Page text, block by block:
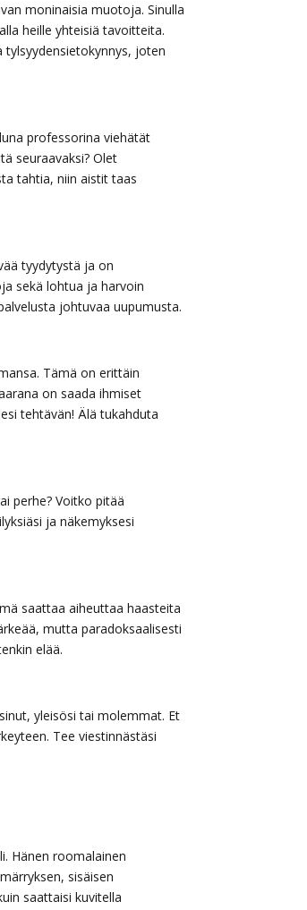
moninaisia muotoja. Sinulla
heille yhteisiä tavoitteita.
joten
professorina viehätät
seuraavaksi? Olet
tahtia, niin aistit taas
tyydytystä ja on
sekä lohtua ja harvoin
johtuvaa uupumusta.
Tämä on erittäin
on saada ihmiset
tehtävän! Älä tukahduta
perhe? Voitko pitää
ja näkemyksesi
saattaa aiheuttaa haasteita
mutta paradoksaalisesti
elää.
yleisösi tai molemmat. Et
Tee viestinnästäsi
Hänen roomalainen
sisäisen
saattaisi kuvitella